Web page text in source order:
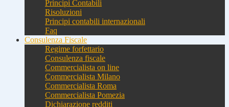
Principi Contabili
Risoluzioni
Principi contabili internazionali
Faq
Consulenza Fiscale
Regime forfettario
Consulenza fiscale
Commercialista on line
Commercialista Milano
Commercialista Roma
Commercialista Pomezia
Dichiarazione redditi